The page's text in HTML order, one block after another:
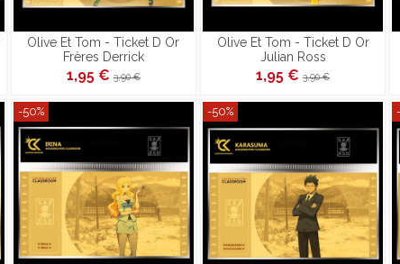
Olive Et Tom - Ticket D Or
Frères Derrick
1,95 € 3,90 €
Olive Et Tom - Ticket D Or
Julian Ross
1,95 €3,90 €
-50% -50%